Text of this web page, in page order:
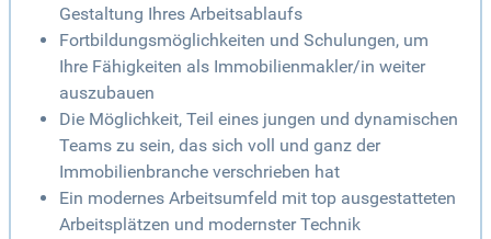
Gestaltung Ihres Arbeitsablaufs
Fortbildungsmöglichkeiten und Schulungen, um
Ihre Fähigkeiten als Immobilienmakler/in weiter
auszubauen
Die Möglichkeit, Teil eines jungen und dynamischen
Teams zu sein, das sich voll und ganz der
Immobilienbranche verschrieben hat
Ein modernes Arbeitsumfeld mit top ausgestatteten
Arbeitsplätzen und modernster Technik